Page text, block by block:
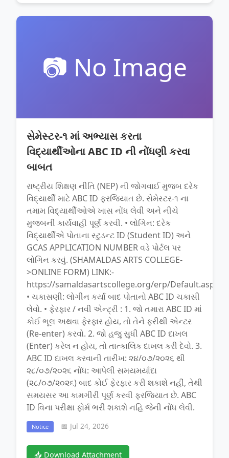
📷 No Image
સેમેસ્ટર-૧ માં અભ્યાસ કરતા
વિદ્યાર્થીઓના ABC ID ની નોંધણી કરવા
બાબત
રાષ્ટ્રીય શિક્ષણ નીતિ (NEP) ની જોગવાઈ મુજબ દરેક
વિદ્યાર્થી માટે ABC ID ફરજિયાત છે. સેમેસ્ટર-૧ ના
તમામ વિદ્યાર્થીઓએ ખાસ નોંધ લેવી અને નીચે
મુજબની કાર્યવાહી પૂર્ણ કરવી. • લોગિન: દરેક
વિદ્યાર્થીએ પોતાના સ્ટુડન્ટ ID (Student ID) અને
GCAS APPLICATION NUMBER વડે પોર્ટલ પર
લોગિન કરવું. (SHAMALDAS ARTS COLLEGE-
>ONLINE FORM) LINK:-
https://samaldasartscollege.org/erp/Default.aspx
• ચકાસણી: લોગીન કર્યા બાદ પોતાનો ABC ID ચકાસી
લેવો. • ફેરફાર / નવી એન્ટ્રી : 1. જો તમારા ABC ID માં
કોઈ ભૂલ અથવા ફેરફાર હોય, તો તેને ફરીથી એન્ટર
(Re-enter) કરવો. 2. જો હજુ સુધી ABC ID દાખલ
(Enter) કરેલ ન હોય, તો તાત્કાલિક દાખલ કરી દેવો. 3.
ABC ID દાખલ કરવાની તારીખ: ૨૪/૦૭/૨૦૨૬ થી
૨૮/૦૭/૨૦૨૬ નોંધ: આપેલી સમયમર્યાદા
(૨૮/૦૭/૨૦૨૬) બાદ કોઈ ફેરફાર કરી શકાશે નહીં, તેથી
સમયસર આ કામગીરી પૂર્ણ કરવી ફરજિયાત છે. ABC
ID વિના પરીક્ષા ફોર્મ ભરી શકાશે નહિ જેની નોંધ લેવી.
Notice 📅 Jul 24, 2026
📥 Download Attachment